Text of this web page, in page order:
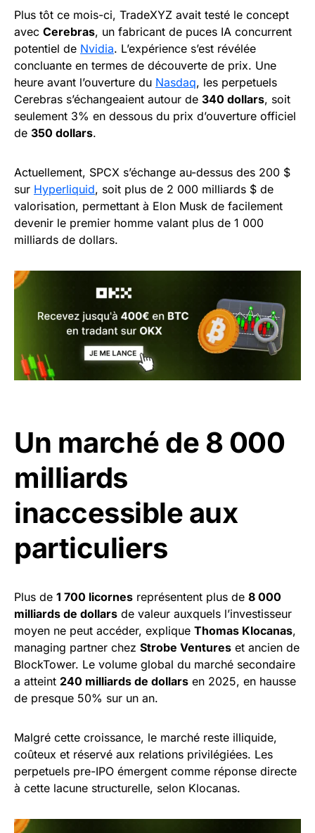
Plus tôt ce mois-ci, TradeXYZ avait testé le concept
avec Cerebras, un fabricant de puces IA concurrent
potentiel de Nvidia. L’expérience s’est révélée
concluante en termes de découverte de prix. Une
heure avant l’ouverture du Nasdaq, les perpetuels
Cerebras s’échangeaient autour de 340 dollars, soit
seulement 3% en dessous du prix d’ouverture officiel
de 350 dollars.
Actuellement, SPCX s’échange au-dessus des 200 $
sur Hyperliquid, soit plus de 2 000 milliards $ de
valorisation, permettant à Elon Musk de facilement
devenir le premier homme valant plus de 1 000
milliards de dollars.
Un marché de 8 000
milliards
inaccessible aux
particuliers
Plus de 1 700 licornes représentent plus de 8 000
milliards de dollars de valeur auxquels l’investisseur
moyen ne peut accéder, explique Thomas Klocanas,
managing partner chez Strobe Ventures et ancien de
BlockTower. Le volume global du marché secondaire
a atteint 240 milliards de dollars en 2025, en hausse
de presque 50% sur un an.
Malgré cette croissance, le marché reste illiquide,
coûteux et réservé aux relations privilégiées. Les
perpetuels pre-IPO émergent comme réponse directe
à cette lacune structurelle, selon Klocanas.